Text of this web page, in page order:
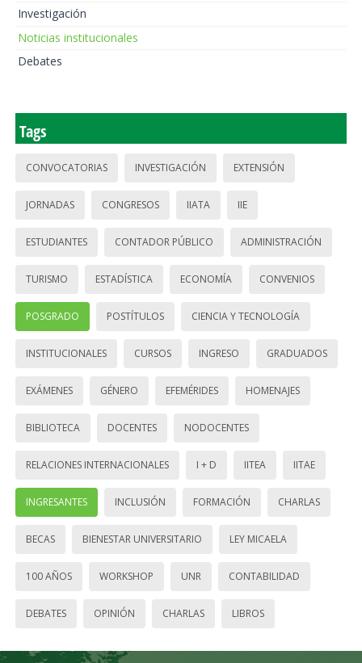
Investigación
Noticias institucionales
Debates
Tags
CONVOCATORIAS INVESTIGACIÓN EXTENSIÓN
JORNADAS CONGRESOS IIATA IIE
ESTUDIANTES CONTADOR PÚBLICO ADMINISTRACIÓN
TURISMO ESTADÍSTICA ECONOMÍA CONVENIOS
POSGRADO POSTÍTULOS CIENCIA Y TECNOLOGÍA
INSTITUCIONALES CURSOS INGRESO GRADUADOS
EXÁMENES GÉNERO EFEMÉRIDES HOMENAJES
BIBLIOTECA DOCENTES NODOCENTES
RELACIONES INTERNACIONALES I + D IITEA IITAE
INGRESANTES INCLUSIÓN FORMACIÓN CHARLAS
BECAS BIENESTAR UNIVERSITARIO LEY MICAELA
100 AÑOS WORKSHOP UNR CONTABILIDAD
DEBATES OPINIÓN CHARLAS LIBROS